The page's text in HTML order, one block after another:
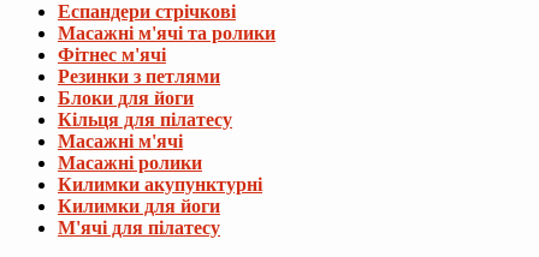
Еспандери стрічкові
Масажні м'ячі та ролики
Фітнес м'ячі
Резинки з петлями
Блоки для йоги
Кільця для пілатесу
Масажні м'ячі
Масажні ролики
Килимки акупунктурні
Килимки для йоги
М'ячі для пілатесу